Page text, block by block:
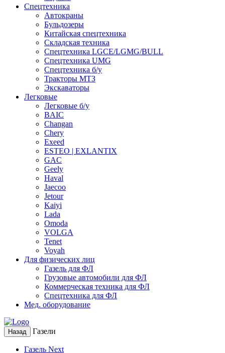
Спецтехника
Автокраны
Бульдозеры
Китайская спецтехника
Складская техника
Спецтехника LGCE/LGMG/BULL
Спецтехника UMG
Спецтехника б/у
Тракторы МТЗ
Экскаваторы
Легковые
Легковые б/у
BAIC
Changan
Chery
Exeed
ESTEO | EXLANTIX
GAC
Geely
Haval
Jaecoo
Jetour
Kaiyi
Lada
Omoda
VOLGA
Tenet
Voyah
Для физических лиц
Газель для ФЛ
Грузовые автомобили для ФЛ
Коммерческая техника для ФЛ
Спецтехника для ФЛ
Мед. оборудование
Назад Газели
Газель Next